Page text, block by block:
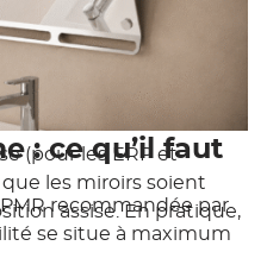
: ce qu’il faut
(pour les ERP et
les miroirs soient
assise. En pratique,
recommandée par
se situe à maximum